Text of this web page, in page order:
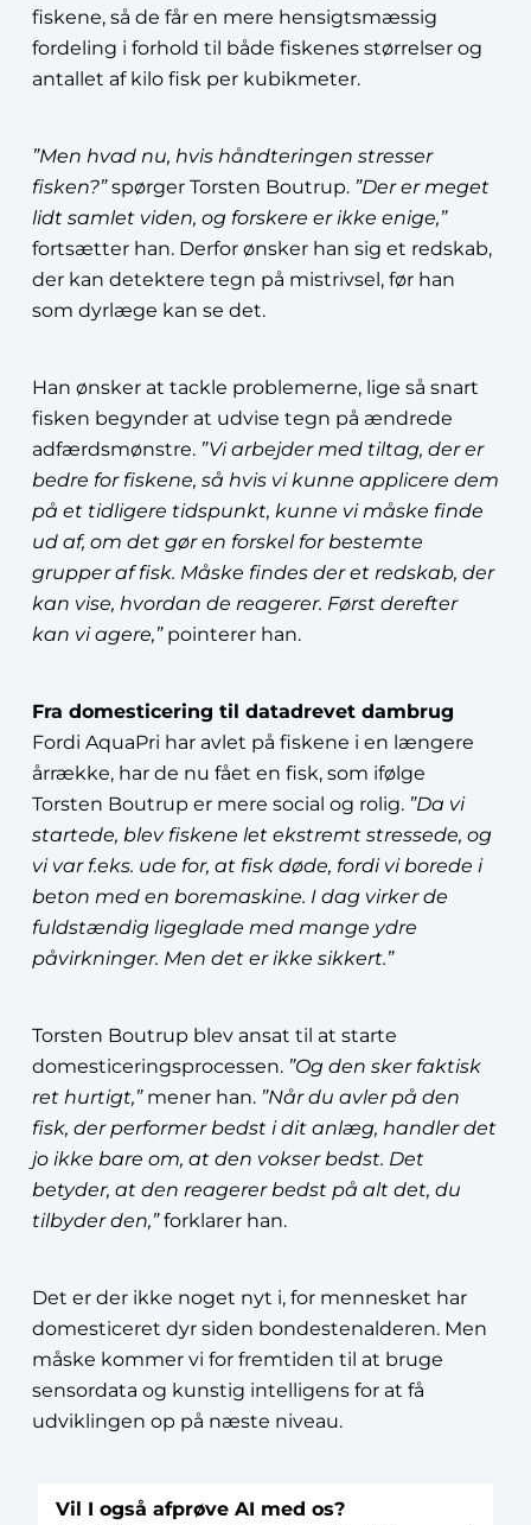
fiskene, så de får en mere hensigtsmæssig
fordeling i forhold til både fiskenes størrelser og
antallet af kilo fisk per kubikmeter.
”Men hvad nu, hvis håndteringen stresser
fisken?”spørger Torsten Boutrup. ”Der er meget
lidt samlet viden, og forskere er ikke enige,”
fortsætter han. Derfor ønsker han sig et redskab,
der kan detektere tegn på mistrivsel, før han
som dyrlæge kan se det.
Han ønsker at tackle problemerne, lige så snart
fisken begynder at udvise tegn på ændrede
adfærdsmønstre. ”Vi arbejder med tiltag, der er
bedre for fiskene, så hvis vi kunne applicere dem
på et tidligere tidspunkt, kunne vi måske finde
ud af, om det gør en forskel for bestemte
grupper af fisk. Måske findes der et redskab, der
kan vise, hvordan de reagerer. Først derefter
kan vi agere,”pointerer han.
Fra domesticering til datadrevet dambrug
Fordi AquaPri har avlet på fiskene i en længere
årrække, har de nu fået en fisk, som ifølge
Torsten Boutrup er mere social og rolig. ”Da vi
startede, blev fiskene let ekstremt stressede, og
vi var f.eks. ude for, at fisk døde, fordi vi borede i
beton med en boremaskine. I dag virker de
fuldstændig ligeglade med mange ydre
påvirkninger. Men det er ikke sikkert.”
Torsten Boutrup blev ansat til at starte
domesticeringsprocessen. ”Og den sker faktisk
ret hurtigt,”mener han. ”Når du avler på den
fisk, der performer bedst i dit anlæg, handler det
jo ikke bare om, at den vokser bedst. Det
betyder, at den reagerer bedst på alt det, du
tilbyder den,”forklarer han.
Det er der ikke noget nyt i, for mennesket har
domesticeret dyr siden bondestenalderen. Men
måske kommer vi for fremtiden til at bruge
sensordata og kunstig intelligens for at få
udviklingen op på næste niveau.
Vil I også afprøve AI med os?